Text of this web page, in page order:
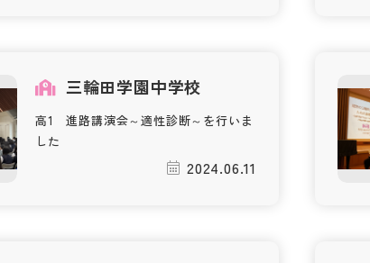
三輪田学園中学校
高1 進路講演会～適性診断～を行いま
した
2024.06.11